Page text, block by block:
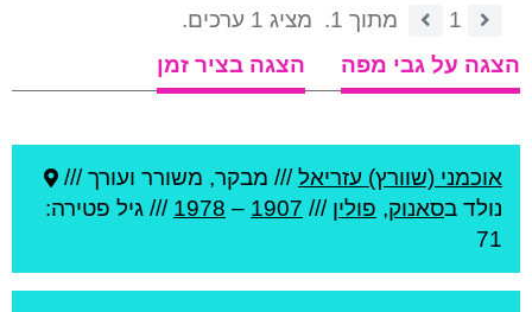
1 מתוך 1.
מציג 1 ערכים.
הצגה על גבי מפה
הצגה בציר זמן
אוכמני (שוורץ) עזריאל/// מבקר, משורר ועורך ///
נולד בסאנוק, פולין ///
1907
–
1978 /// גיל פטירה:
71